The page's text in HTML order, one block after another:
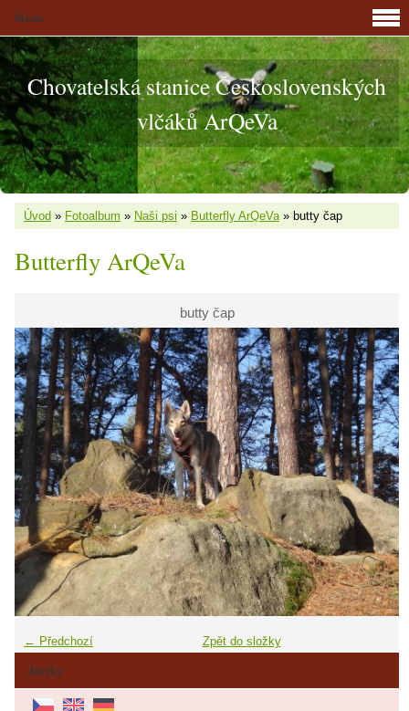
Chovatelská stanice Československých
vlčáků ArQeVa
Úvod » Fotoalbum » Naši psi » Butterfly ArQeVa» butty čap
Butterfly ArQeVa
butty čap
← Předchozí Zpět do složky
Jazyky
Menu